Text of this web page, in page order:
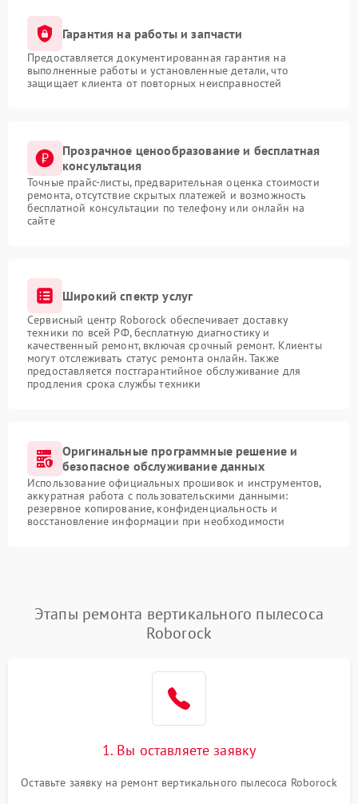
Гарантия на работы и запчасти
Предоставляется документированная гарантия на
выполненные работы и установленные детали, что
защищает клиента от повторных неисправностей
Прозрачное ценообразование и бесплатная
консультация
Точные прайс-листы, предварительная оценка стоимости
ремонта, отсутствие скрытых платежей и возможность
бесплатной консультации по телефону или онлайн на
сайте
Широкий спектр услуг
Сервисный центр Roborock обеспечивает доставку
техники по всей РФ, бесплатную диагностику и
качественный ремонт, включая срочный ремонт. Клиенты
могут отслеживать статус ремонта онлайн. Также
предоставляется постгарантийное обслуживание для
продления срока службы техники
Оригинальные программные решение и
безопасное обслуживание данных
Использование официальных прошивок и инструментов,
аккуратная работа с пользовательскими данными:
резервное копирование, конфиденциальность и
восстановление информации при необходимости
Этапы ремонта вертикального пылесоса
Roborock
1. Вы оставляете заявку
Оставьте заявку на ремонт вертикального пылесоса Roborock